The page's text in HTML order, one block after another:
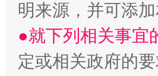
全民健身五年计划来了！等你上
明来源，并可添加
●就下列相关事
定或相关政府的